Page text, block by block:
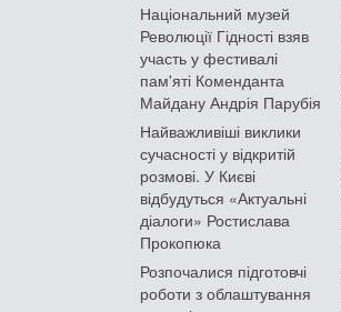
Національний музей
Революції Гідності взяв
участь у фестивалі
пам'яті Коменданта
Майдану Андрія Парубія
Найважливіші виклики
сучасності у відкритій
розмові. У Києві
відбудуться «Актуальні
діалоги» Ростислава
Прокопюка
Розпочалися підготовчі
роботи з облаштування